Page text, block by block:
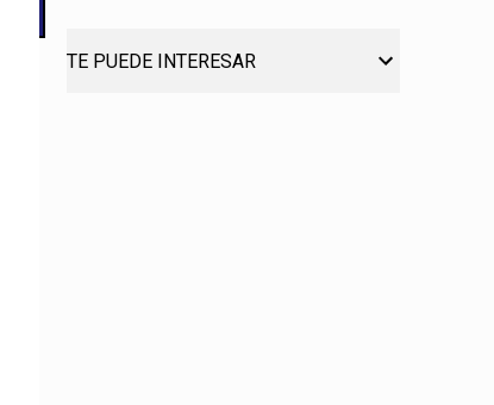
TE PUEDE INTERESAR